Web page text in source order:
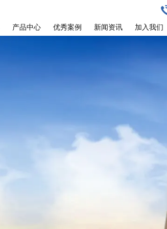
产品中心 优秀案例 新闻资讯 加入我们